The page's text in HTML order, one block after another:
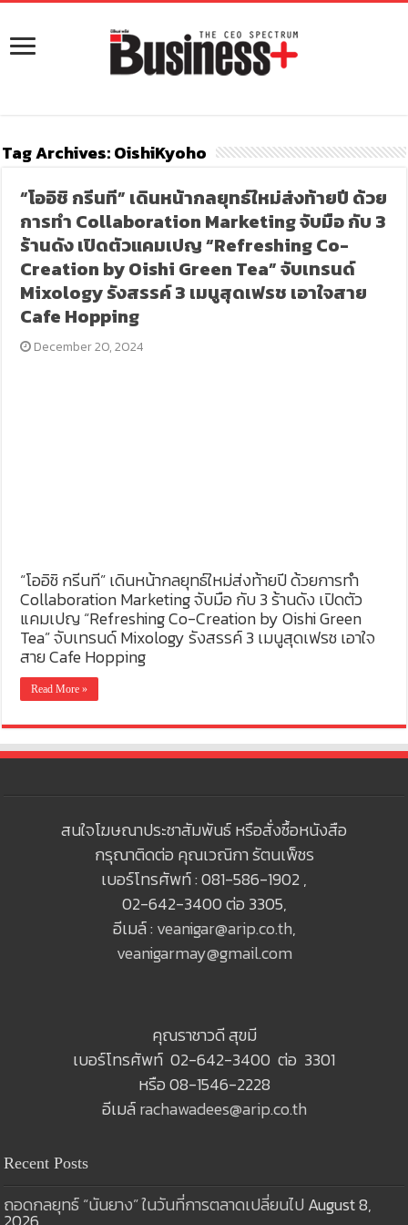
Tag Archives:OishiKyoho
“โออิชิ กรีนที” เดินหน้ากลยุทธ์ใหม่ส่งท้ายปี ด้วย
การทำ Collaboration Marketing จับมือ กับ 3
ร้านดัง เปิดตัวแคมเปญ “Refreshing Co-
Creation by Oishi Green Tea” จับเทรนด์
Mixology รังสรรค์ 3 เมนูสุดเฟรช เอาใจสาย
Cafe Hopping
December 20, 2024
“โออิชิ กรีนที” เดินหน้ากลยุทธ์ใหม่ส่งท้ายปี ด้วยการทำ
Collaboration Marketing จับมือ กับ 3 ร้านดัง เปิดตัว
แคมเปญ “Refreshing Co-Creation by Oishi Green
Tea” จับเทรนด์ Mixology รังสรรค์ 3 เมนูสุดเฟรช เอาใจ
สาย Cafe Hopping
Read More »
สนใจโฆษณาประชาสัมพันธ์ หรือสั่งซื้อหนังสือ
กรุณาติดต่อ คุณเวณิกา รัตนเพ็ชร
เบอร์โทรศัพท์ : 081-586-1902 ,
02-642-3400 ต่อ 3305,
อีเมล์ : veanigar@arip.co.th,
veanigarmay@gmail.com
คุณราชาวดี สุขมี
เบอร์โทรศัพท์ 02-642-3400 ต่อ 3301
หรือ 08-1546-2228
อีเมล์rachawadees@arip.co.th
Recent Posts
ถอดกลยุทธ์ “นันยาง” ในวันที่การตลาดเปลี่ยนไป August 8,